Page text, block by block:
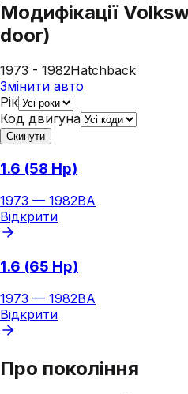
Модифікації
door)
1973 - 1982Hatchback
Змінити авто
Рік
Код двигуна
Скинути
1.6 (58 Hp)
1973 — 1982BA
Відкрити
1.6 (65 Hp)
1973 — 1982BA
Відкрити
Про покоління